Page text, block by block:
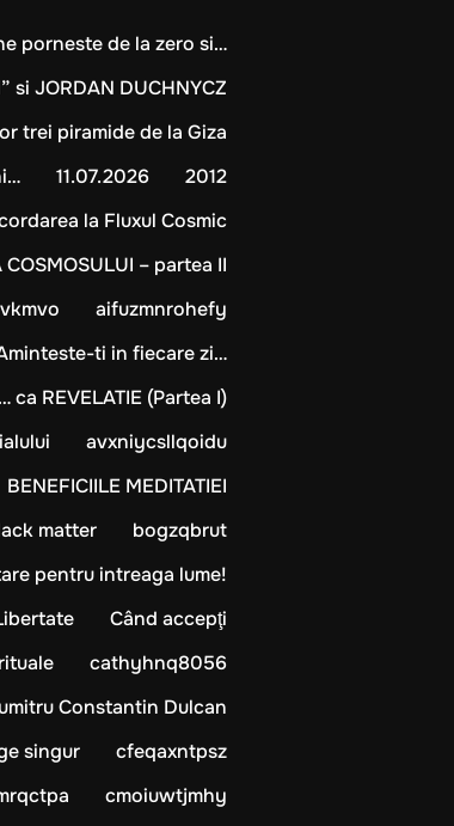
porneste de la zero si…
si JORDAN DUCHNYCZ
trei piramide de la Giza
11.07.2026
2012
la Fluxul Cosmic
– partea II
aifuzmnrohefy
ti in fiecare zi…
ca REVELATIE (Partea I)
avxniycsllqoidu
BENEFICIILE MEDITATIEI
matter
bogzqbrut
pentru intreaga lume!
Când accepţi
cathyhnq8056
Constantin Dulcan
singur
cfeqaxntpsz
cmoiuwtjmhy